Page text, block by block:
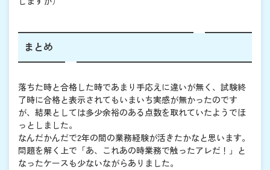
まとめ
落ちた時と合格した時であまり手応えに違いが無く、試験終
了時に合格と表示されてもいまいち実感が無かったのです
が、結果としては多少余裕のある点数を取れていたようでほ
っとしました。
なんだかんだで2年の間の業務経験が活きたかなと思います。
問題を解く上で「あ、これあの時業務で触ったアレだ！」と
なったケースも少ないながらありました。